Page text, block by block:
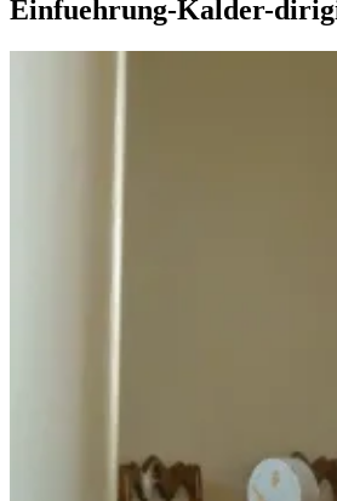
Einfuehrung-Kalder-